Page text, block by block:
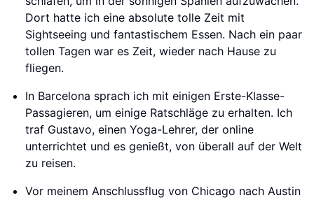
Dort hatte ich eine absolute tolle Zeit mit
Sightseeing und fantastischem Essen. Nach ein paar
tollen Tagen war es Zeit, wieder nach Hause zu
fliegen.
In Barcelona sprach ich mit einigen Erste-Klasse-
Passagieren, um einige Ratschläge zu erhalten. Ich
traf Gustavo, einen Yoga-Lehrer, der online
unterrichtet und es genießt, von überall auf der Welt
zu reisen.
Vor meinem Anschlussflug von Chicago nach Austin